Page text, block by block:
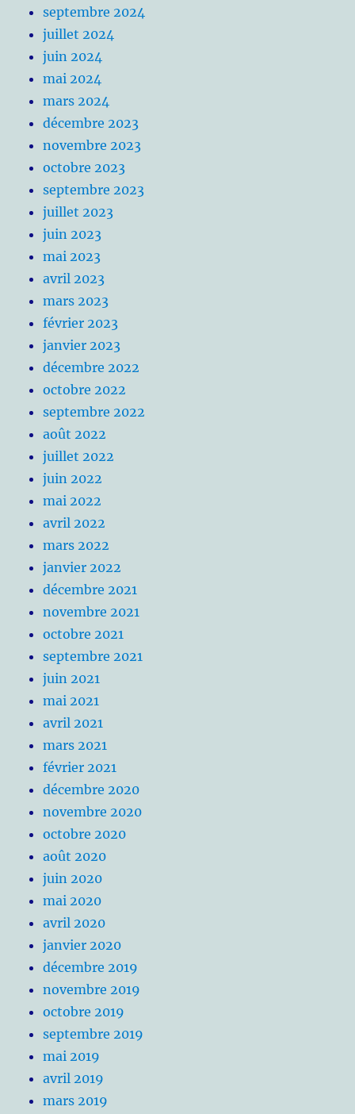
septembre 2024
juillet 2024
juin 2024
mai 2024
mars 2024
décembre 2023
novembre 2023
octobre 2023
septembre 2023
juillet 2023
juin 2023
mai 2023
avril 2023
mars 2023
février 2023
janvier 2023
décembre 2022
octobre 2022
septembre 2022
août 2022
juillet 2022
juin 2022
mai 2022
avril 2022
mars 2022
janvier 2022
décembre 2021
novembre 2021
octobre 2021
septembre 2021
juin 2021
mai 2021
avril 2021
mars 2021
février 2021
décembre 2020
novembre 2020
octobre 2020
août 2020
juin 2020
mai 2020
avril 2020
janvier 2020
décembre 2019
novembre 2019
octobre 2019
septembre 2019
mai 2019
avril 2019
mars 2019